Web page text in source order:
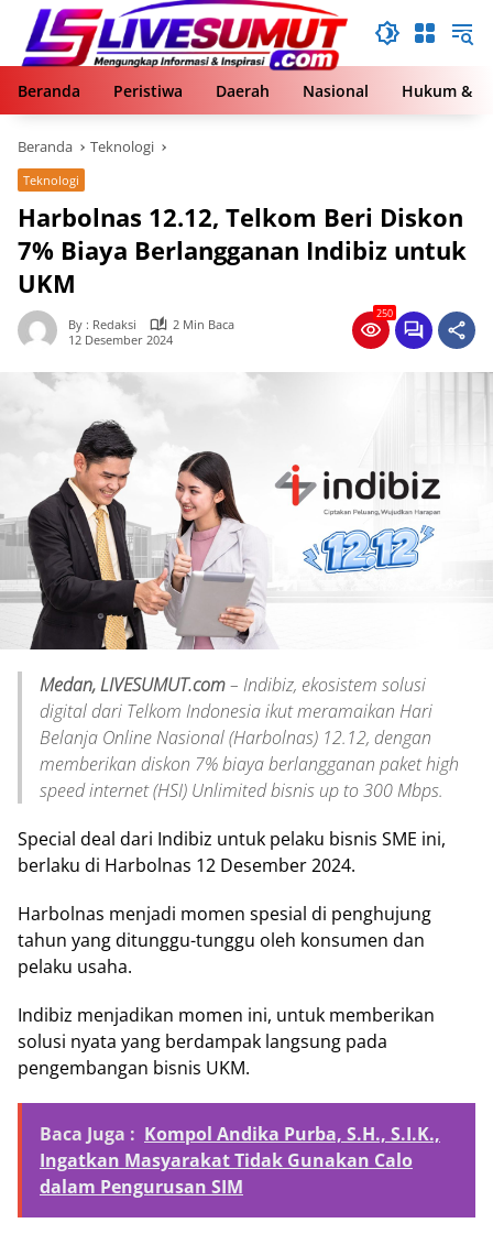
Langsung
konten
Beranda
Peristiwa Daerah Nasional Hukum &
Beranda Teknologi
Teknologi
Harbolnas 12.12, Telkom Beri Diskon
7% Biaya Berlangganan Indibiz untuk
UKM
By : Redaksi
2 Min Baca
12 Desember 2024
250
Medan, LIVESUMUT.com– Indibiz, ekosistem solusi
digital dari Telkom Indonesia ikut meramaikan Hari
Belanja Online Nasional (Harbolnas) 12.12, dengan
memberikan diskon 7% biaya berlangganan paket high
speed internet (HSI) Unlimited bisnis up to 300 Mbps.
Special deal dari Indibiz untuk pelaku bisnis SME ini,
berlaku di Harbolnas 12 Desember 2024.
Harbolnas menjadi momen spesial di penghujung
tahun yang ditunggu-tunggu oleh konsumen dan
pelaku usaha.
Indibiz menjadikan momen ini, untuk memberikan
solusi nyata yang berdampak langsung pada
pengembangan bisnis UKM.
Baca Juga : Kompol Andika Purba, S.H., S.I.K.,
Ingatkan Masyarakat Tidak Gunakan Calo
dalam Pengurusan SIM